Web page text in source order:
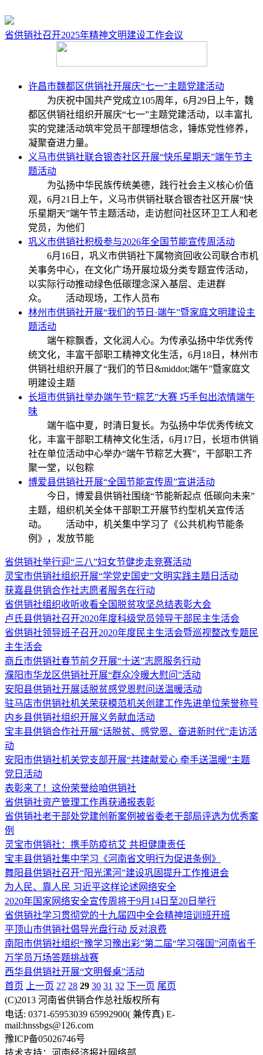
省供销社召开​2025年精神文明建设工作会议
许昌市魏都区供销社开展庆“七一”主题党建活动
为庆祝中国共产党成立105周年，6月29日上午，魏
都区供销社组织开展庆“七一”主题党建活动，以丰富扎
实的党建活动筑牢党员干部理想信念，锤炼党性修养，
凝聚奋进力量。
义马市供销社联合银杏社区开展“快乐星期天”端午节主
题活动
为弘扬中华民族传统美德，践行社会主义核心价值
观，6月21日上午，义马市供销社联合银杏社区开展“快
乐星期天”端午节主题活动，走访慰问社区环卫工人和老
党员，为他们
巩义市供销社积极参与2026年全国节能宣传周活动
6月16日，巩义市供销社下属物资回收公司联合市机
关事务中心，在文化广场开展垃圾分类专题宣传活动，
以实际行动推动绿色低碳理念深入基层、走进群
众。 活动现场，工作人员布
林州市供销社开展“我们的节日·端午”暨家庭文明建设主
题活动
端午粽飘香，文化润人心。为传承弘扬中华优秀传
统文化，丰富干部职工精神文化生活，6月18日，林州市
供销社组织开展了“我们的节日&middot;端午”暨家庭文
明建设主题
长垣市供销社举办端午节“粽艺”大赛 巧手包出浓情端午
味
端午临中夏，时清日复长。为弘扬中华优秀传统文
化，丰富干部职工精神文化生活，6月17日，长垣市供销
社在单位活动中心举办“端午节粽艺大赛”，干部职工齐
聚一堂，以包粽
博爱县供销社开展“全国节能宣传周”宣讲活动
今日，博爱县供销社围绕“节能新起点 低碳向未来”
主题，组织机关全体干部职工开展节约型机关宣传活
动。 活动中，机关集中学习了《公共机构节能条
例》，发放节能
省供销社举行迎“三八”妇女节健步走竞赛活动
灵宝市供销社组织开展“学党史国史”文明实践主题日活动
获嘉县供销合作社志愿者服务在行动
省供销社组织收听收看全国脱贫攻坚总结表彰大会
卢氏县供销社召开2020年度科级党员领导干部民主生活会
省供销社领导班子召开2020年度民主生活会暨巡视整改专题民
主生活会
商丘市供销社春节前夕开展“十送”志愿服务行动
濮阳市华龙区供销社开展“群众冷暖大慰问”活动
安阳县供销社开展话脱贫感党恩慰问送温暖活动
驻马店市供销社机关荣获模范机关创建工作先进单位荣誉称号
内乡县供销社组织开展义务献血活动
宝丰县供销合作社开展“话脱贫、感党恩、奋进新时代”走访活
动
安阳市供销社机关党支部开展“共建献爱心 牵手送温暖”主题
党日活动
表彰来了！这份荣誉给咱供销社
省供销社资产管理工作再获通报表彰
省供销社老干部处党建创新案例被省委老干部局评选为优秀案
例
灵宝市供销社：携手防疫抗艾 共担健康责任
宝丰县供销社集中学习《河南省文明行为促进条例》
舞阳县供销社召开“阳光漯河”建设巩固提升工作推进会
为人民、靠人民 习近平这样论述网络安全
2020年国家网络安全宣传周将于9月14日至20日举行
省供销社学习贯彻党的十九届四中全会精神培训班开班
平顶山市供销社倡导光盘行动 反对浪费
南阳市供销社组织“豫学习豫出彩”第二届“学习强国”河南省千
万学员万场答题挑战赛
西华县供销社开展“文明餐桌”活动
首页
上一页 27 28 29 30 31 32 下一页 尾页
(C)2013 河南省供销合作总社版权所有
电话: 0371-65953039 65992900( 兼传真) E-
mail:hnssbgs@126.com
豫ICP备05026746号
技术支持：河南经济报社网络部